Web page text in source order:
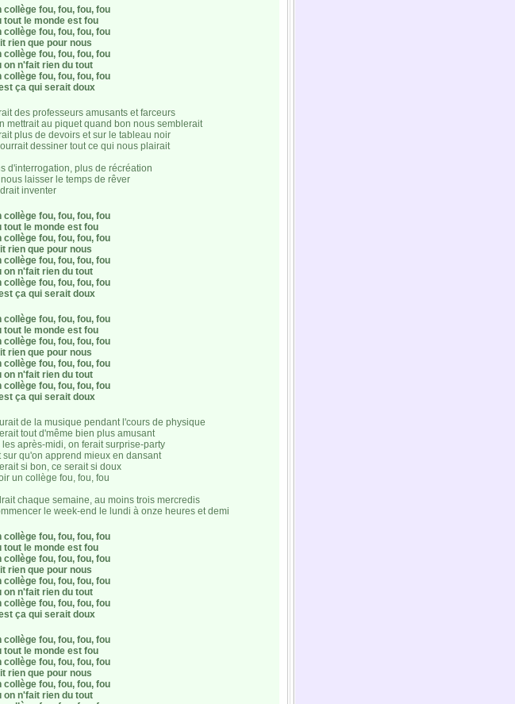
fou, fou, fou, fou
le monde est fou
fou, fou, fou, fou
rien que pour nous
fou, fou, fou, fou
n'fait rien du tout
fou, fou, fou, fou
ça qui serait doux
des professeurs amusants et farceurs
mettrait au piquet quand bon nous semblerait
plus de devoirs et sur le tableau noir
dessiner tout ce qui nous plairait
d'interrogation, plus de récréation
nous laisser le temps de rêver
inventer
fou, fou, fou, fou
le monde est fou
fou, fou, fou, fou
rien que pour nous
fou, fou, fou, fou
n'fait rien du tout
fou, fou, fou, fou
ça qui serait doux
fou, fou, fou, fou
le monde est fou
fou, fou, fou, fou
rien que pour nous
fou, fou, fou, fou
n'fait rien du tout
fou, fou, fou, fou
ça qui serait doux
de la musique pendant l'cours de physique
tout d'même bien plus amusant
les après-midi, on ferait surprise-party
sur qu'on apprend mieux en dansant
si bon, ce serait si doux
un collège fou, fou, fou
chaque semaine, au moins trois mercredis
le week-end le lundi à onze heures et demi
fou, fou, fou, fou
le monde est fou
fou, fou, fou, fou
rien que pour nous
fou, fou, fou, fou
n'fait rien du tout
fou, fou, fou, fou
ça qui serait doux
fou, fou, fou, fou
le monde est fou
fou, fou, fou, fou
rien que pour nous
fou, fou, fou, fou
n'fait rien du tout